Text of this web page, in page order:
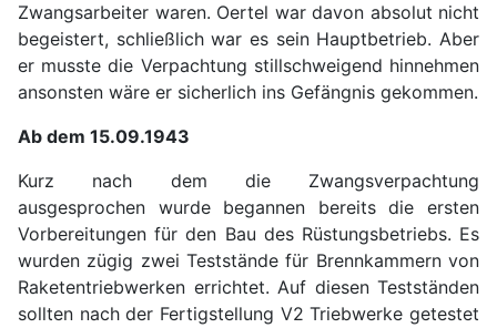
Zwangsarbeiter waren. Oertel war davon absolut nicht
begeistert, schließlich war es sein Hauptbetrieb. Aber
er musste die Verpachtung stillschweigend hinnehmen
ansonsten wäre er sicherlich ins Gefängnis gekommen.
Ab dem 15.09.1943
Kurz nach dem die Zwangsverpachtung
ausgesprochen wurde begannen bereits die ersten
Vorbereitungen für den Bau des Rüstungsbetriebs. Es
wurden zügig zwei Teststände für Brennkammern von
Raketentriebwerken errichtet. Auf diesen Testständen
sollten nach der Fertigstellung V2 Triebwerke getestet